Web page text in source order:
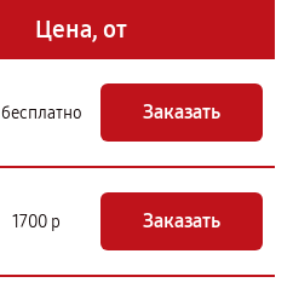
Цена, от
бесплатно Заказать
1700 р Заказать